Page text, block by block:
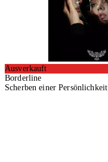
Ausverkauft
Borderline
Scherben einer Persönlichkeit